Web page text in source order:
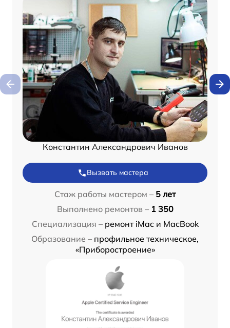
Константин Александрович Иванов
Вызвать мастера
Стаж работы мастером – 5 лет
Выполнено ремонтов – 1 350
Специализация – ремонт iMac и MacBook
Образование – профильное техническое,
«Приборостроение»